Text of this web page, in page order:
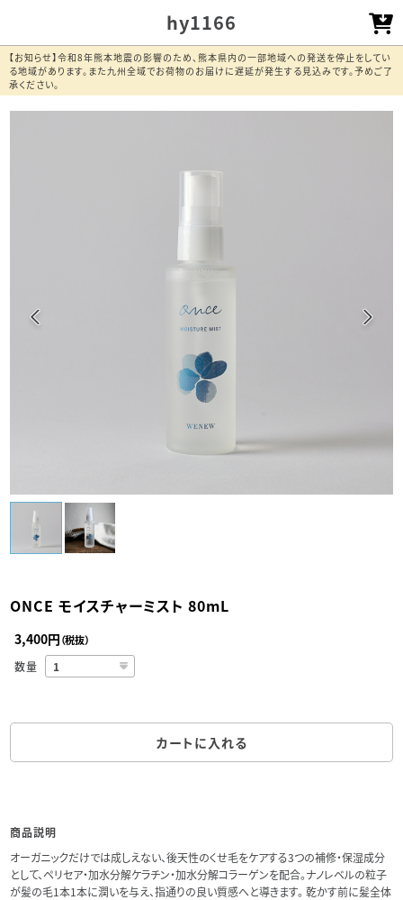
hy1166
【お知らせ】令和8年熊本地震の影響のため、熊本県内の一部地域への発送を停止をしてい
る地域があります。また九州全域でお荷物のお届けに遅延が発生する見込みです。予めご了
承ください。
ONCE モイスチャーミスト 80mL
3,400円（税抜）
数量
カートに入れる
商品説明
オーガニックだけでは成しえない、後天性のくせ毛をケアする3つの補修・保湿成分
として、ペリセア・加水分解ケラチン・加水分解コラーゲンを配合。ナノレベルの粒子
が髪の毛1本1本に潤いを与え、指通りの良い質感へと導きます。 乾かす前に髪全体